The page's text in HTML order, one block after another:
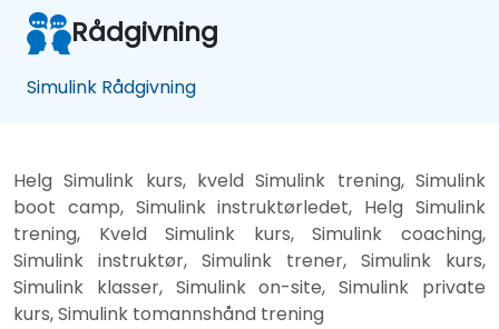
Rådgivning
Simulink Rådgivning
Helg Simulink kurs, kveld Simulink trening, Simulink
boot camp, Simulink instruktørledet, Helg Simulink
trening, Kveld Simulink kurs, Simulink coaching,
Simulink instruktør, Simulink trener, Simulink kurs,
Simulink klasser, Simulink on-site, Simulink private
kurs, Simulink tomannshånd trening